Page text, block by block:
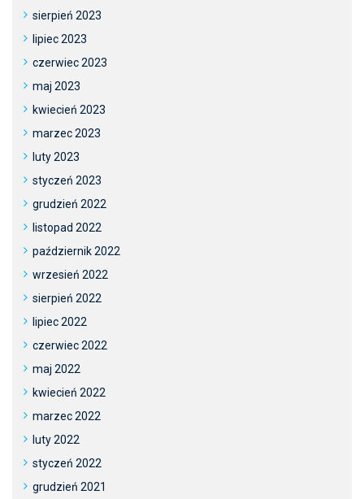
sierpień 2023
lipiec 2023
czerwiec 2023
maj 2023
kwiecień 2023
marzec 2023
luty 2023
styczeń 2023
grudzień 2022
listopad 2022
październik 2022
wrzesień 2022
sierpień 2022
lipiec 2022
czerwiec 2022
maj 2022
kwiecień 2022
marzec 2022
luty 2022
styczeń 2022
grudzień 2021